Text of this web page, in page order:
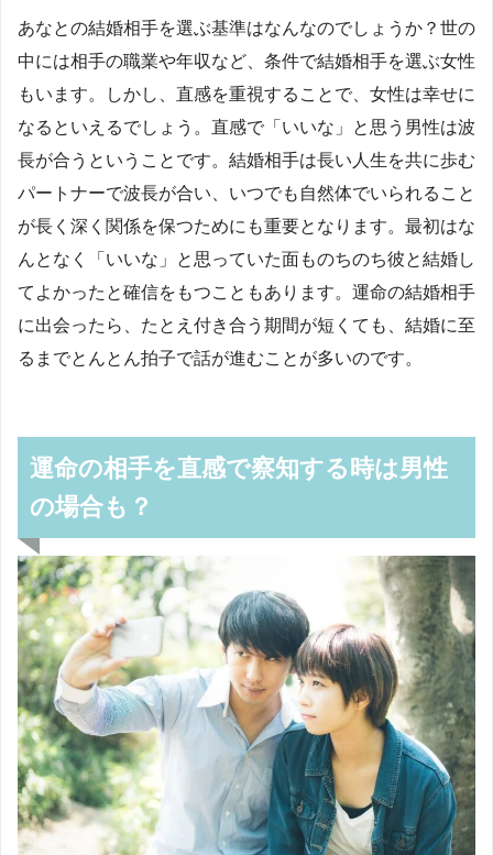
あなとの結婚相手を選ぶ基準はなんなのでしょうか？世の
中には相手の職業や年収など、条件で結婚相手を選ぶ女性
もいます。しかし、直感を重視することで、女性は幸せに
なるといえるでしょう。直感で「いいな」と思う男性は波
長が合うということです。結婚相手は長い人生を共に歩む
パートナーで波長が合い、いつでも自然体でいられること
が長く深く関係を保つためにも重要となります。最初はな
んとなく「いいな」と思っていた面ものちのち彼と結婚し
てよかったと確信をもつこともあります。運命の結婚相手
に出会ったら、たとえ付き合う期間が短くても、結婚に至
るまでとんとん拍子で話が進むことが多いのです。
運命の相手を直感で察知する時は男性
の場合も？